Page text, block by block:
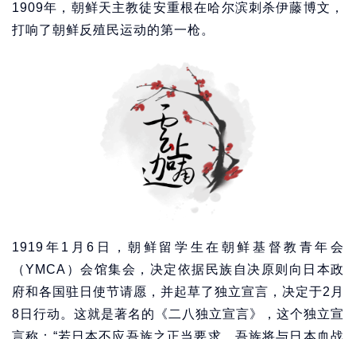
1909年，朝鲜天主教徒安重根在哈尔滨刺杀伊藤博文，
打响了朝鲜反殖民运动的第一枪。
1919年1月6日，朝鲜留学生在朝鲜基督教青年会
（YMCA）会馆集会，决定依据民族自决原则向日本政
府和各国驻日使节请愿，并起草了独立宣言，决定于2月
8日行动。这就是著名的《二八独立宣言》，这个独立宣
言称：“若日本不应吾族之正当要求，吾族将与日本血战